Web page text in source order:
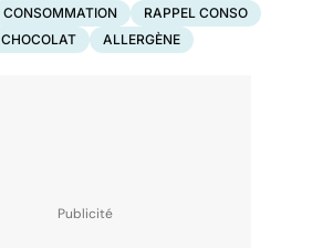
CONSOMMATION
RAPPEL CONSO
CHOCOLAT ALLERGÈNE